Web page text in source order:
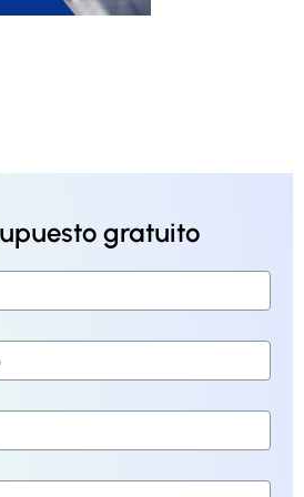
gratuito